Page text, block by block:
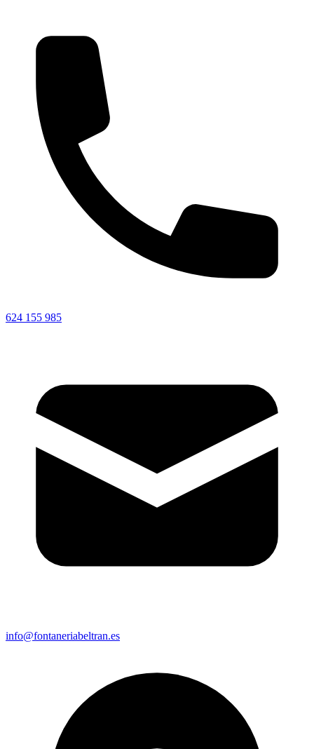
624 155 985
info@fontaneriabeltran.es